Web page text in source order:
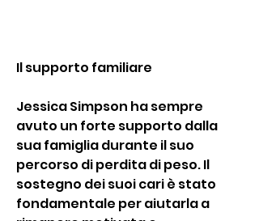
Il supporto familiare
Jessica Simpson ha sempre
avuto un forte supporto dalla
sua famiglia durante il suo
percorso di perdita di peso. Il
sostegno dei suoi cari è stato
fondamentale per aiutarla a